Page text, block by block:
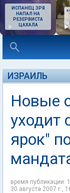
ИСПАНЕЦ ЗРЯ
НАПАЛ НА
РЕЗЕРВИСТА
ЦАХАЛА
ИЗРАИЛЬ
Новые
уходит
ярок"
время публикации:
30 августа 2007 г.,